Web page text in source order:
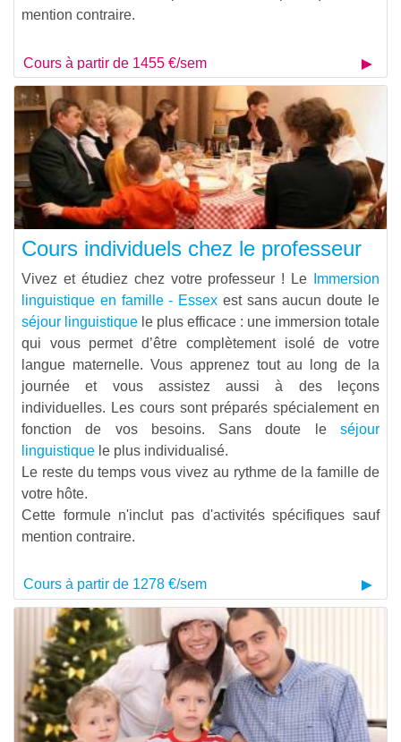
mention contraire.
Cours à partir de 1455 €/sem
Cours individuels chez le professeur
Vivez et étudiez chez votre professeur ! Le
Immersion
linguistique en famille - Essex est sans aucun doute le
séjour linguistique le plus efficace : une immersion totale
qui vous permet d’être complètement isolé de votre
langue maternelle. Vous apprenez tout au long de la
journée et vous assistez aussi à des leçons
individuelles. Les cours sont préparés spécialement en
fonction de vos besoins. Sans doute le séjour
linguistique le plus individualisé.
Le reste du temps vous vivez au rythme de la famille de
votre hôte.
Cette formule n'inclut pas d'activités spécifiques sauf
mention contraire.
Cours à partir de 1278 €/sem